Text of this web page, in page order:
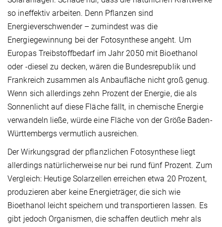
so ineffektiv arbeiten. Denn Pflanzen sind
Energieverschwender – zumindest was die
Energiegewinnung bei der Fotosynthese angeht. Um
Europas Treibstoffbedarf im Jahr 2050 mit Bioethanol
oder -diesel zu decken, wären die Bundesrepublik und
Frankreich zusammen als Anbaufläche nicht groß genug.
Wenn sich allerdings zehn Prozent der Energie, die als
Sonnenlicht auf diese Fläche fällt, in chemische Energie
verwandeln ließe, würde eine Fläche von der Größe Baden-
Württembergs vermutlich ausreichen.
Der Wirkungsgrad der pflanzlichen Fotosynthese liegt
allerdings natürlicherweise nur bei rund fünf Prozent. Zum
Vergleich: Heutige Solarzellen erreichen etwa 20 Prozent,
produzieren aber keine Energieträger, die sich wie
Bioethanol leicht speichern und transportieren lassen. Es
gibt jedoch Organismen, die schaffen deutlich mehr als